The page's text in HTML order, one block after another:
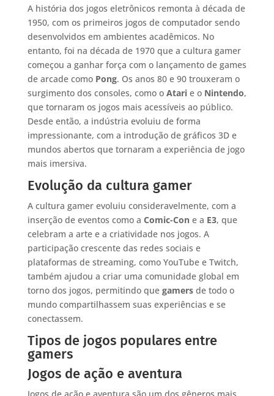
A história dos jogos eletrônicos remonta à década de
1950, com os primeiros jogos de computador sendo
desenvolvidos em ambientes acadêmicos. No
entanto, foi na década de 1970 que a cultura gamer
começou a ganhar força com o lançamento de games
de arcade como Pong. Os anos 80 e 90 trouxeram o
surgimento dos consoles, como o Atarie o Nintendo,
que tornaram os jogos mais acessíveis ao público.
Desde então, a indústria evoluiu de forma
impressionante, com a introdução de gráficos 3D e
mundos abertos que tornaram a experiência de jogo
mais imersiva.
Evolução da cultura gamer
A cultura gamer evoluiu consideravelmente, com a
inserção de eventos como a Comic-Cone a E3, que
celebram a arte e a criatividade nos jogos. A
participação crescente das redes sociais e
plataformas de streaming, como YouTube e Twitch,
também ajudou a criar uma comunidade global em
torno dos jogos, permitindo que gamersde todo o
mundo compartilhassem suas experiências e se
conectassem.
Tipos de jogos populares entre
gamers
Jogos de ação e aventura